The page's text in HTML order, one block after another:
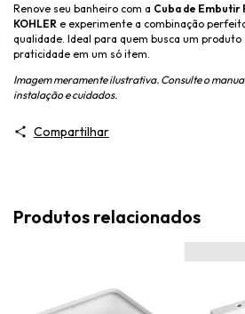
Renove seu banheiro com a Cuba de Embutir
KOHLER e experimente a combinação
qualidade. Ideal para quem busca um produto
praticidade em um só item.
Imagem meramente ilustrativa. Consulte o
instalação e cuidados.
Compartilhar
Produtos relacionados